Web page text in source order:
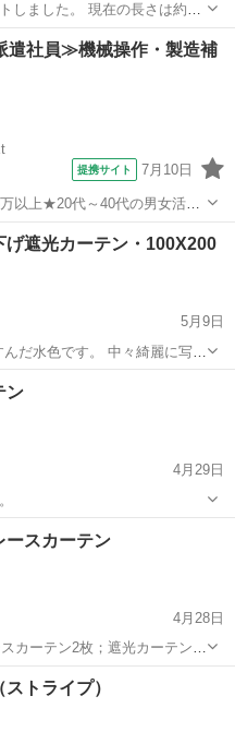
しました。 現在の長さは約
式間仕切りカーテンです。 取
きます。 ・カラー：ベージュ
、ブラインド カーテン
遣社員≫機械操作・製造補
提携サイト 7月10日
以上★20代～40代の男女活躍
カー通勤OK＆無料駐車場完
川郡大和町》 人気の工
げ遮光カーテン・100X200
5月9日
ン
4月29日
ースカーテン
4月28日
カーテン2枚；遮光カーテン2
ン、ブラインド
トライプ）